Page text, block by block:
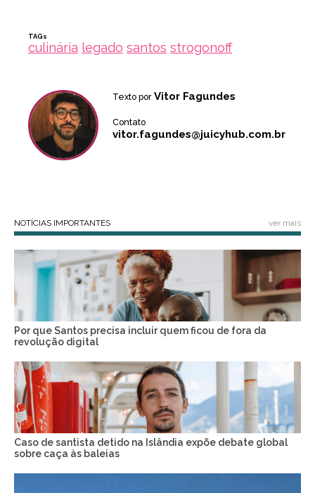
TAGs
culinária legado santos strogonoff
Texto por Vitor Fagundes
Contato
vitor.fagundes@juicyhub.com.br
NOTÍCIAS IMPORTANTES ver mais
Por que Santos precisa incluir quem ficou de fora da
revolução digital
Caso de santista detido na Islândia expõe debate global
sobre caça às baleias